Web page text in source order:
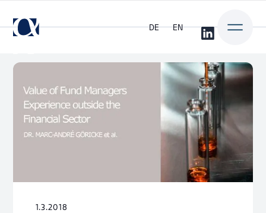
DE EN
1.3.2018